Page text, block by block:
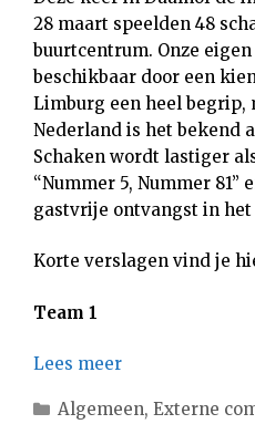
28 maart speelden 48
buurtcentrum. Onze
beschikbaar door een
Limburg een heel begrip,
Nederland is het bekend
Schaken wordt lastiger
“Nummer 5, Nummer 81”
gastvrije ontvangst in
Korte verslagen vind je
Team 1
Lees meer
Categorieën
Algemeen, Externe